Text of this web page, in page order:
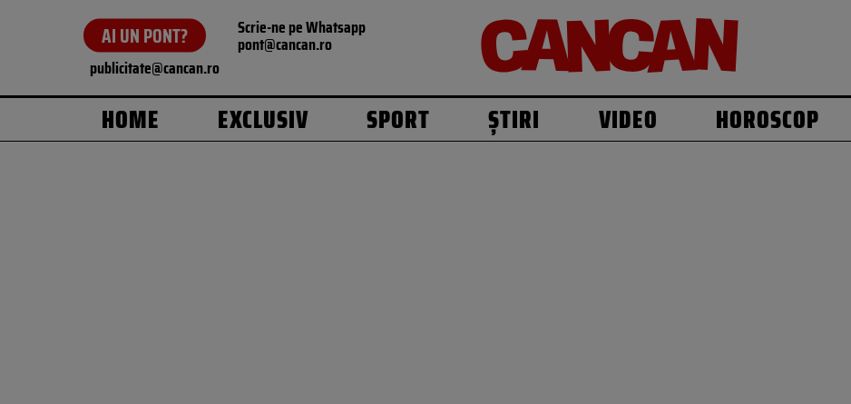
AI UN PONT? Scrie-ne pe Whatsapp
pont@cancan.ro
publicitate@cancan.ro
HOME EXCLUSIV SPORT ȘTIRI VIDEO HOROSCOP